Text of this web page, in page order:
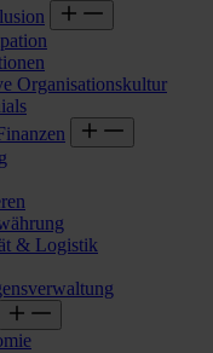
Organisationskultur
& Logistik